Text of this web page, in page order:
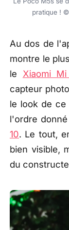
pratique !
Au dos de
montre le
le Xiaomi
capteur
le look de ce
l'ordre
10. Le tout,
bien visible,
du